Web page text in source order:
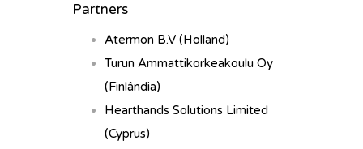
Partners
Atermon B.V (Holland)
Turun Ammattikorkeakoulu Oy
(Finlândia)
Hearthands Solutions Limited
(Cyprus)